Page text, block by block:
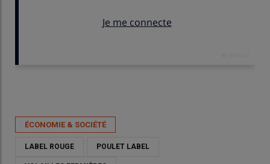
ÉCONOMIE & SOCIÉTÉ
LABEL ROUGE POULET LABEL